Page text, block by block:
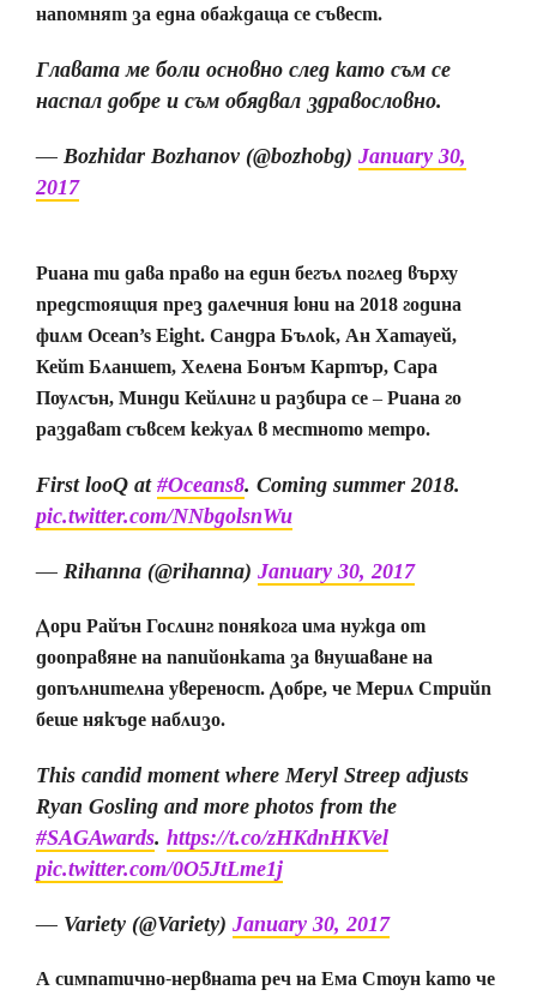
напомнят за една обаждаща се съвест.
Главата ме боли основно след като съм се
наспал добре и съм обядвал здравословно.
— Bozhidar Bozhanov (@bozhobg) January 30,
2017
Риана ти дава право на един бегъл поглед върху
предстоящия през далечния юни на 2018 година
филм Ocean’s Eight. Сандра Бълок, Ан Хатауей,
Кейт Бланшет, Хелена Бонъм Картър, Сара
Поулсън, Минди Кейлинг и разбира се – Риана го
раздават съвсем кежуал в местното метро.
First looQ at#Oceans8. Coming summer 2018.
pic.twitter.com/NNbgolsnWu
— Rihanna (@rihanna) January 30, 2017
Дори Райън Гослинг понякога има нужда от
дооправяне на папийонката за внушаване на
допълнителна увереност. Добре, че Мерил Стрийп
беше някъде наблизо.
This candid moment where Meryl Streep adjusts
Ryan Gosling and more photos from the
#SAGAwards. https://t.co/zHKdnHKVel
pic.twitter.com/0O5JtLme1j
— Variety (@Variety) January 30, 2017
А симпатично-нервната реч на Ема Стоун като че